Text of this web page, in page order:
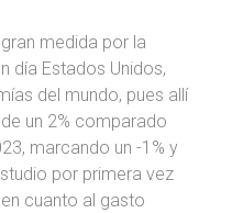
medida por la
día Estados Unidos,
del mundo, pues allí
un 2% comparado
marcando un -1% y
por primera vez
cuanto al gasto